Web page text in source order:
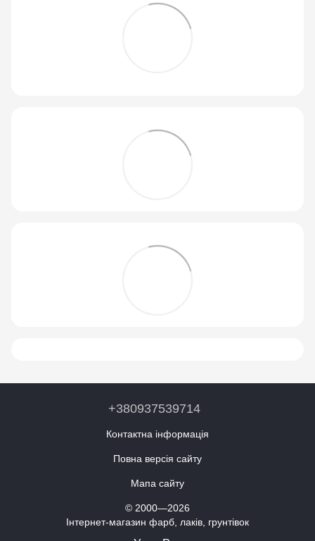
+380937539714
Контактна інформація
Повна версія сайту
Мапа сайту
© 2000—2026
Інтернет-магазин фарб, лаків, грунтівок